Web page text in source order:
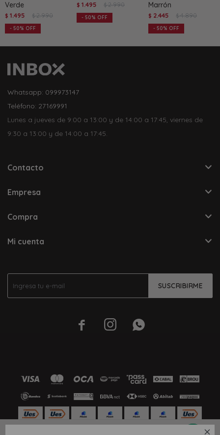

Verde
$ 1.495 $ 2.990
50
$ 1.495 $ 2.990
50
Marrón
$ 2.445 $ 4.890
50
SUSCRIBIRME
  
Whatsapp: 099973147
Teléfono: 27169991
Lunes a jueves de 9:00 a 13:00 y de 14:00 a 17:45, viernes de
9:30 a 13:00 y de 14:00 a 17:45.
Contacto
Empresa
Compra
Mi cuenta